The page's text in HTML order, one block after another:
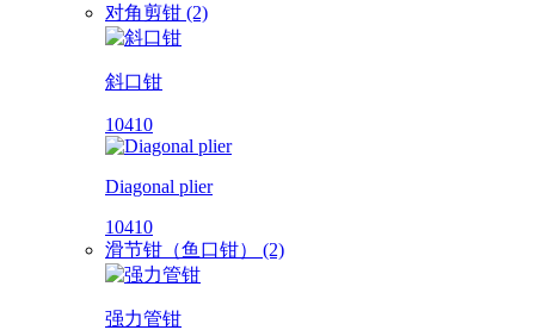
对角剪钳 (2)
斜口钳
10410
Diagonal plier
10410
滑节钳（鱼口钳） (2)
强力管钳